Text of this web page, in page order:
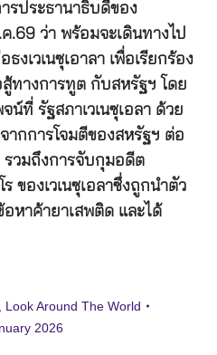
ารประธานาธิบดีของ
ค.69 ว่า พร้อมจะเดินทางไป
งเวเนซุเอาลา เพื่อเรียกร้อง
สู้ทางการทูต กับสหรัฐฯ โดย
น์ที่ รัฐสภาเวเนซุเอลา ด้วย
ากการโจมตีของสหรัฐฯ ต่อ
รวมถึงการจับกุมอดีต
ของเวเนซุเอลาซึ่งถูกนำตัว
หาค้ายาเสพติด และได้
Look Around The World
2026